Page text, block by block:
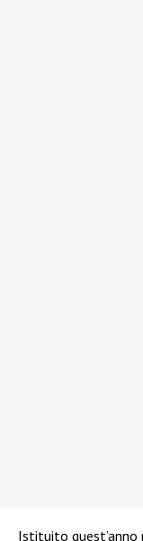
Istituito quest’anno